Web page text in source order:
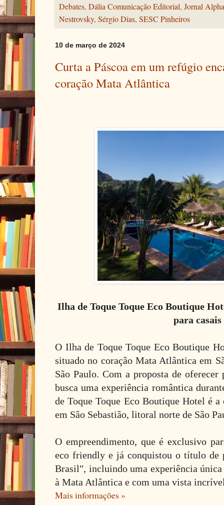
Debates, Dália Comunicação Editorial, Jornal
Nestrovsky, Sérgio Dias, SESC Pinheiros
10 de março de 2024
Curta a Páscoa em um refúgio
coração Mata Atlântica
Ilha de Toque Toque Eco Boutique
para casais
O Ilha de Toque Toque Eco Boutique
situado no coração Mata Atlântica em
São Paulo. Com a proposta de oferecer
busca uma experiência romântica
de Toque Toque Eco Boutique Hotel é
em São Sebastião, litoral norte de São
O empreendimento, que é exclusivo
eco friendly e já conquistou o título
Brasil", incluindo uma experiência
à Mata Atlântica e com uma vista
Mais informações »